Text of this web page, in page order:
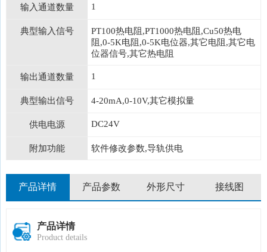
输入通道数量 1
典型输入信号
PT100热电阻,PT1000热电阻,Cu50热电
阻,0-5K电阻,0-5K电位器,其它电阻,其它电
位器信号,其它热电阻
输出通道数量 1
典型输出信号 4-20mA,0-10V,其它模拟量
供电电源 DC24V
附加功能 软件修改参数,导轨供电
产品详情 产品参数 外形尺寸 接线图
产品详情
Product details